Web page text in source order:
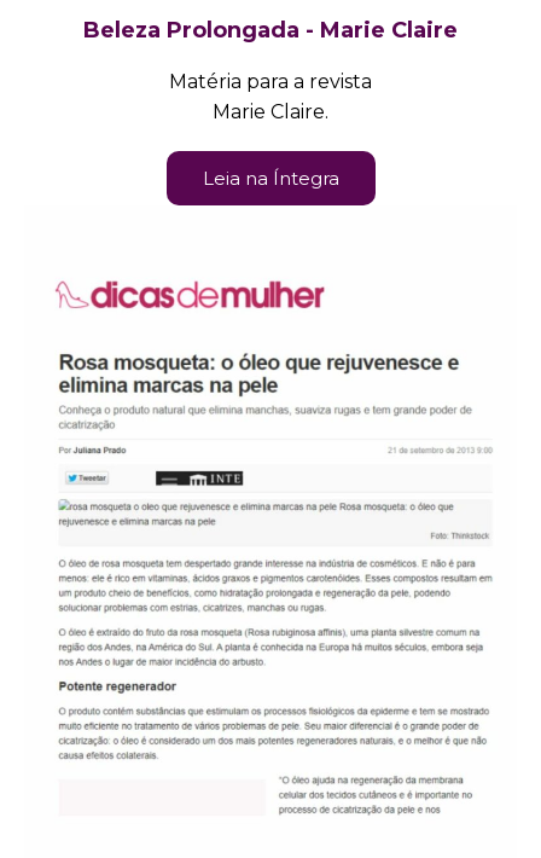
Beleza Prolongada - Marie Claire
Matéria para a revista
Marie Claire.
Leia na Íntegra